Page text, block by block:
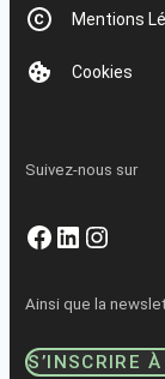
Mentions
Cookies
Suivez-nous sur
Facebook
LinkedIn
Ainsi que la
S’INSCRIRE